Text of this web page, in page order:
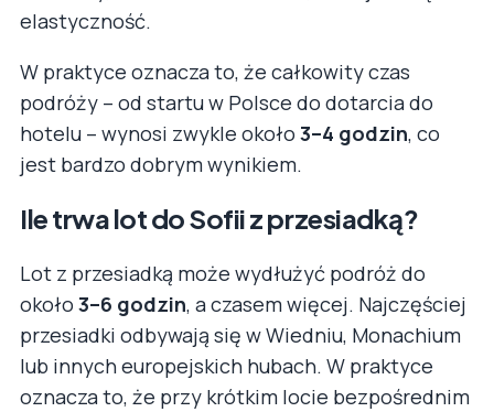
elastyczność.
W praktyce oznacza to, że całkowity czas
podróży – od startu w Polsce do dotarcia do
hotelu – wynosi zwykle około 3–4 godzin, co
jest bardzo dobrym wynikiem.
Ile trwa lot do Sofii z przesiadką?
Lot z przesiadką może wydłużyć podróż do
około 3–6 godzin, a czasem więcej. Najczęściej
przesiadki odbywają się w Wiedniu, Monachium
lub innych europejskich hubach. W praktyce
oznacza to, że przy krótkim locie bezpośrednim